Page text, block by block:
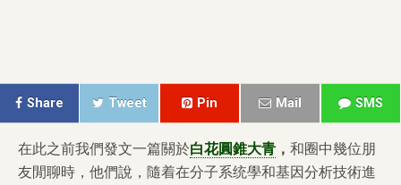
Share Tweet Pin Mail SMS
在此之前我們發文一篇關於白花圓錐大青 ， 和圈中幾位朋
友閒聊時，他們說，隨着在分子系统學和基因分析技術進